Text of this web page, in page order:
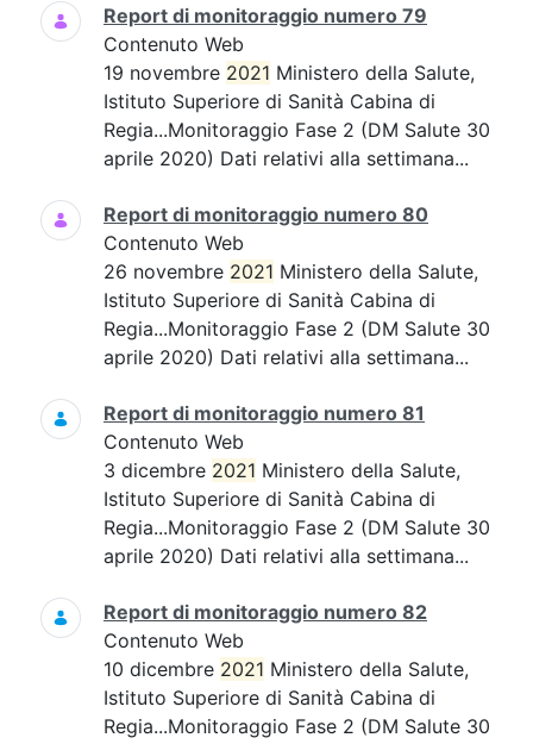
Report di monitoraggio numero 79
Contenuto Web
19 novembre 2021 Ministero della Salute,
Istituto Superiore di Sanità Cabina di
Regia...Monitoraggio Fase 2 (DM Salute 30
aprile 2020) Dati relativi alla settimana...
Report di monitoraggio numero 80
Contenuto Web
26 novembre 2021 Ministero della Salute,
Istituto Superiore di Sanità Cabina di
Regia...Monitoraggio Fase 2 (DM Salute 30
aprile 2020) Dati relativi alla settimana...
Report di monitoraggio numero 81
Contenuto Web
3 dicembre 2021 Ministero della Salute,
Istituto Superiore di Sanità Cabina di
Regia...Monitoraggio Fase 2 (DM Salute 30
aprile 2020) Dati relativi alla settimana...
Report di monitoraggio numero 82
Contenuto Web
10 dicembre 2021 Ministero della Salute,
Istituto Superiore di Sanità Cabina di
Regia...Monitoraggio Fase 2 (DM Salute 30